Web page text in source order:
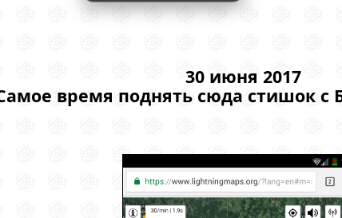
30 июня 2017
время поднять сюда стишок с